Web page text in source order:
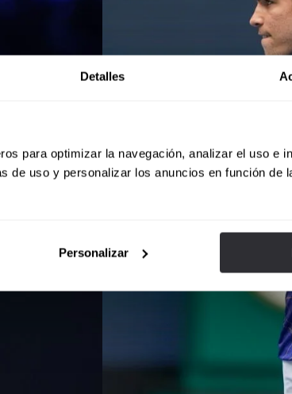
Detalles
para optimizar la navegación, analizar el uso e
de uso y personalizar los anuncios en función de
Personalizar